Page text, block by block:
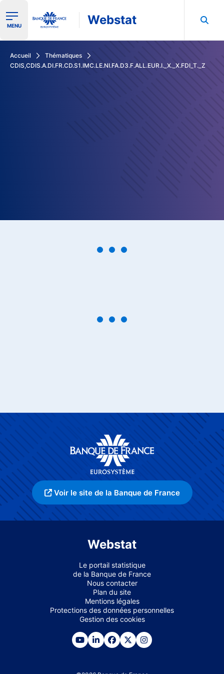
Ouvrir le menu de navigation
MENU Webstat
Accueil
Thématiques
CDIS,CDIS.A.DI.FR.CD.S1.IMC.LE.NI.FA.D3.F.ALL.EUR.I._X._X.FDI_T._Z
Voir le site de la Banque de France
Webstat
Le portail statistique
de la Banque de France
Nous contacter
Plan du site
Mentions légales
Protections des données personnelles
Gestion des cookies